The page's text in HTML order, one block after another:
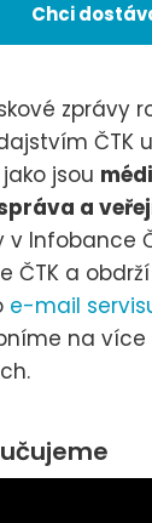
Chci
zprávy
ČTK
jsou
a
v Infobance
ČTK a
e-mail
na více